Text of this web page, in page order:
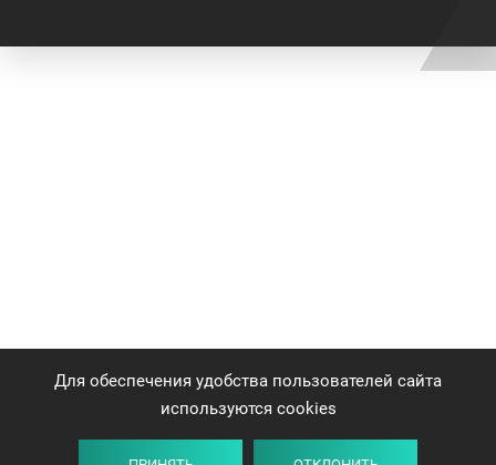
Для обеспечения удобства пользователей сайта
используются cookies